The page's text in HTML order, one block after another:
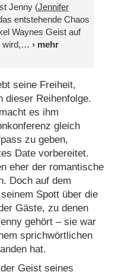
Jenny (Jennifer
entstehende Chaos
Waynes Geist auf
seine Freiheit,
dieser Reihenfolge.
es ihm
gleich
zu geben,
Date vorbereitet.
eher der romantische
Doch auf dem
Spott über die
Gäste, zu denen
gehört – sie war
sprichwörtlichen
hat.
Geist seines